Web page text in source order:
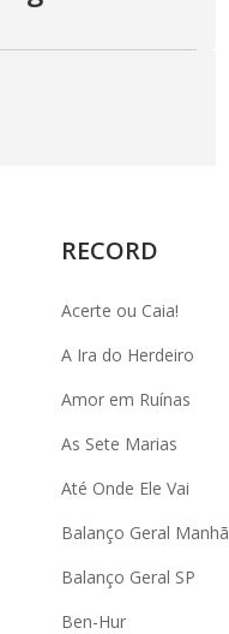
RECORD
Acerte ou Caia!
A Ira do Herdeiro
Amor em Ruínas
As Sete Marias
Até Onde Ele Vai
Balanço Geral Manhã
Balanço Geral SP
Ben-Hur